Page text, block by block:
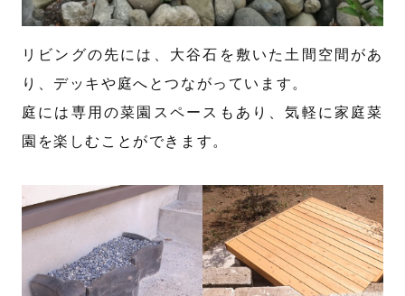
リビングの先には、大谷石を敷いた土間空間があ
り、デッキや庭へとつながっています。
庭には専用の菜園スペースもあり、気軽に家庭菜
園を楽しむことができます。